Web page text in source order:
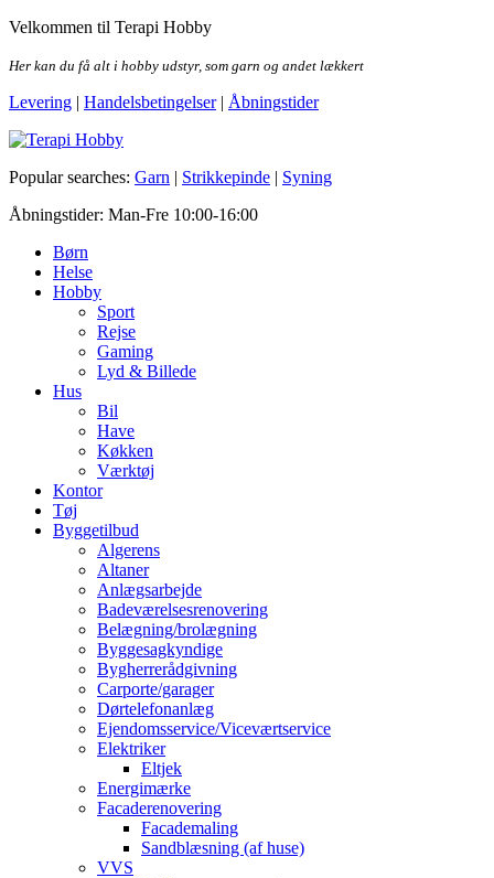
Skip
the
Velkommen til Terapi Hobby
Her kan du få alt i hobby udstyr, som garn og andet lækkert
Levering | Handelsbetingelser| Åbningstider
Terapi Hobby
Popular searches: Garn | Strikkepinde | Syning
Åbningstider: Man-Fre 10:00-16:00
Børn
Helse
Hobby
Sport
Rejse
Gaming
Lyd & Billede
Hus
Bil
Have
Køkken
Værktøj
Kontor
Tøj
Byggetilbud
Algerens
Altaner
Anlægsarbejde
Badeværelsesrenovering
Belægning/brolægning
Byggesagkyndige
Bygherrerådgivning
Carporte/garager
Dørtelefonanlæg
Ejendomsservice/Viceværtservice
Elektriker
Eltjek
Energimærke
Facaderenovering
Facademaling
Sandblæsning (af huse)
VVS